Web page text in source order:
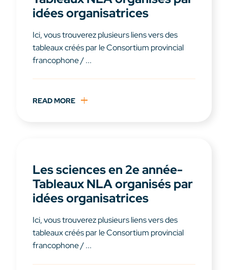
idées organisatrices
Ici, vous trouverez plusieurs liens vers des
tableaux créés par le Consortium provincial
francophone / ...
READ MORE
Les sciences en 2e année-
Tableaux NLA organisés par
idées organisatrices
Ici, vous trouverez plusieurs liens vers des
tableaux créés par le Consortium provincial
francophone / ...